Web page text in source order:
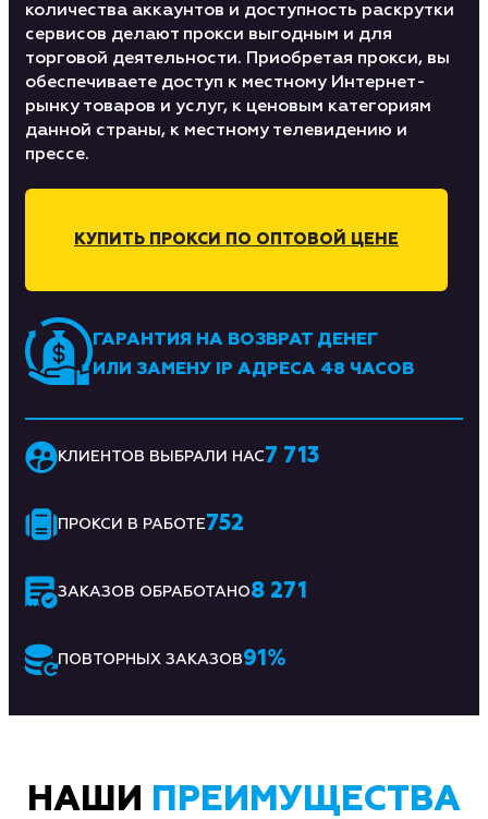
количества аккаунтов и доступность раскрутки
сервисов делают прокси выгодным и для
торговой деятельности. Приобретая прокси, вы
обеспечиваете доступ к местному Интернет-
рынку товаров и услуг, к ценовым категориям
данной страны, к местному телевидению и
прессе.
КУПИТЬ ПРОКСИ ПО ОПТОВОЙ ЦЕНЕ
ГАРАНТИЯ НА ВОЗВРАТ ДЕНЕГ
ИЛИ ЗАМЕНУ IP АДРЕСА 48 ЧАСОВ
КЛИЕНТОВ ВЫБРАЛИ НАС7 713
ПРОКСИ В РАБОТЕ752
ЗАКАЗОВ ОБРАБОТАНО8 271
ПОВТОРНЫХ ЗАКАЗОВ91 %
НАШИ ПРЕИМУЩЕСТВА